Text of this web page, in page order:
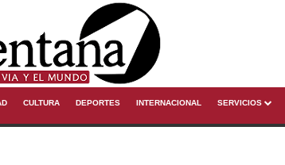
CULTURA DEPORTES INTERNACIONAL SERVICIOS